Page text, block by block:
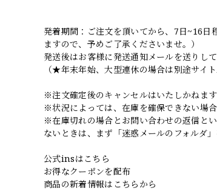
発着期間：ご注文を頂いてから、7日~16日
ますので、予めご了承くださいませ。）
発送後はお客様に発送通知メールを送りし
（★年末年始、大型連休の場合は別途サイ
※注文確定後のキャンセルはいたしかねま
※状況によっては、在庫を確保できない場
※在庫切れの場合とお問い合わせの返信と
ないときは、まず「迷惑メールのフォルダ
公式insはこちら
お得なクーポンを配布
商品の新着情報はこちらから